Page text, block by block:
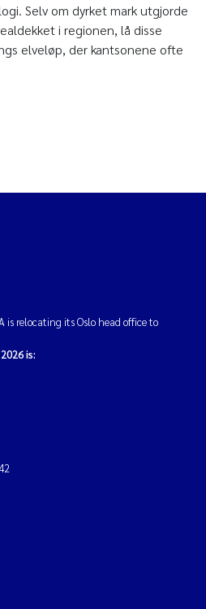
Selv om dyrket mark utgjorde
i regionen, lå disse
elveløp, der kantsonene ofte
is relocating its Oslo head office to
is: